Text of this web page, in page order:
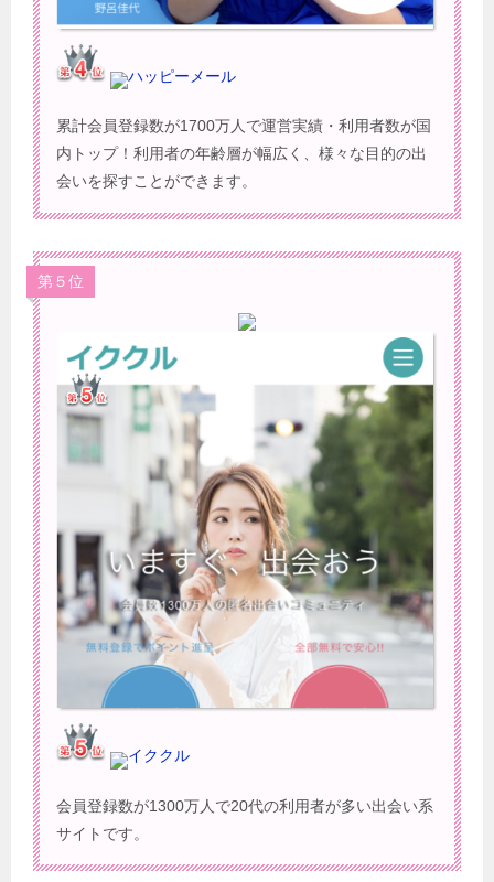
ハッピーメール
累計会員登録数が1700万人で運営実績・利用者数が国
内トップ！利用者の年齢層が幅広く、様々な目的の出
会いを探すことができます。
第５位
イククル
会員登録数が1300万人で20代の利用者が多い出会い系
サイトです。